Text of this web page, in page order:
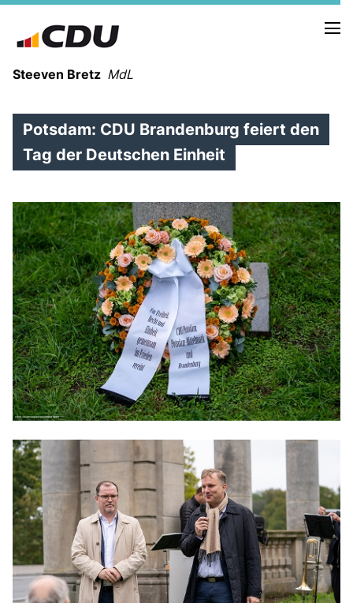
Steeven Bretz MdL
WAHLKREISBESUCHE
PRESSEFOTOS
MEIN BÜRGERBÜRO
MEIN WAHLKREIS
ZIELE
Redebeiträge
Anträge CDU
Kleine Anfragen
CDU Deutschland
CDU Fraktion im Brandenburger Landtag
CDU Brandenburg
CDU Potsdam
Potsdam: CDU Brandenburg feiert den
Tag der Deutschen Einheit